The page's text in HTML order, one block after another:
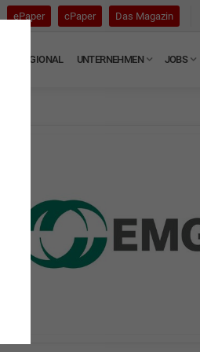
ePaper cPaper Das Magazin
REGIONAL UNTERNEHMEN JOBS